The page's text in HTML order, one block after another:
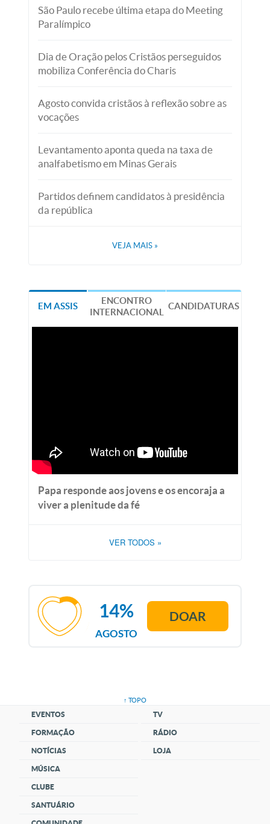
São Paulo recebe última etapa do Meeting
Paralímpico
Dia de Oração pelos Cristãos perseguidos
mobiliza Conferência do Charis
Agosto convida cristãos à reflexão sobre as
vocações
Levantamento aponta queda na taxa de
analfabetismo em Minas Gerais
Partidos definem candidatos à presidência
da república
VEJA MAIS »
EM ASSIS
ENCONTRO
INTERNACIONAL
CANDIDATURAS
Papa responde aos jovens e os encoraja a
viver a plenitude da fé
VER TODOS »
AGOSTO
14% DOAR
↑ TOPO
EVENTOS
FORMAÇÃO
NOTÍCIAS
MÚSICA
CLUBE
SANTUÁRIO
TV
RÁDIO
LOJA